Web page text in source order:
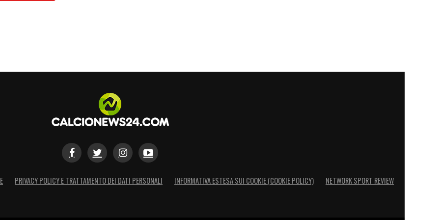
non era il momento giusto per via
Real Madrid non sono sempre traboccanti
per il futuro:“Il mio desiderio più
presente inglese. Dopo aver faticato
del suo cartellino, il trequartista sta
ritrovando
PRIVACY POLICY E TRATTAMENTO DEI DATI PERSONALI INFORMATIVA ESTESA SUI COOKIE (COOKIE POLICY) NETWORK SPORT REVIEW